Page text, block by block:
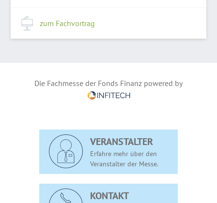
zum Fachvortrag
Die Fachmesse der Fonds Finanz powered by
VERANSTALTER
Erfahre mehr über den
Veranstalter der Messe.
KONTAKT